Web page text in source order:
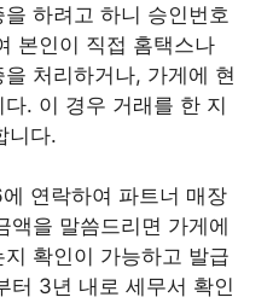
하려고 하니 승인번호
본인이 직접 홈택스나
처리하거나, 가게에 현
. 이 경우 거래를 한 지
니다.
연락하여 파트너 매장
액을 말씀드리면 가게에
확인이 가능하고 발급
터 3년 내로 세무서 확인